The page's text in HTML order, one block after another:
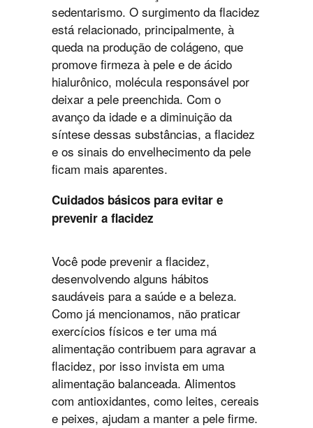
sedentarismo. O surgimento da flacidez
está relacionado, principalmente, à
queda na produção de colágeno, que
promove firmeza à pele e de ácido
hialurônico, molécula responsável por
deixar a pele preenchida. Com o
avanço da idade e a diminuição da
síntese dessas substâncias, a flacidez
e os sinais do envelhecimento da pele
ficam mais aparentes.
Cuidados básicos para evitar e
prevenir a flacidez
Você pode prevenir a flacidez,
desenvolvendo alguns hábitos
saudáveis para a saúde e a beleza.
Como já mencionamos, não praticar
exercícios físicos e ter uma má
alimentação contribuem para agravar a
flacidez, por isso invista em uma
alimentação balanceada. Alimentos
com antioxidantes, como leites, cereais
e peixes, ajudam a manter a pele firme.